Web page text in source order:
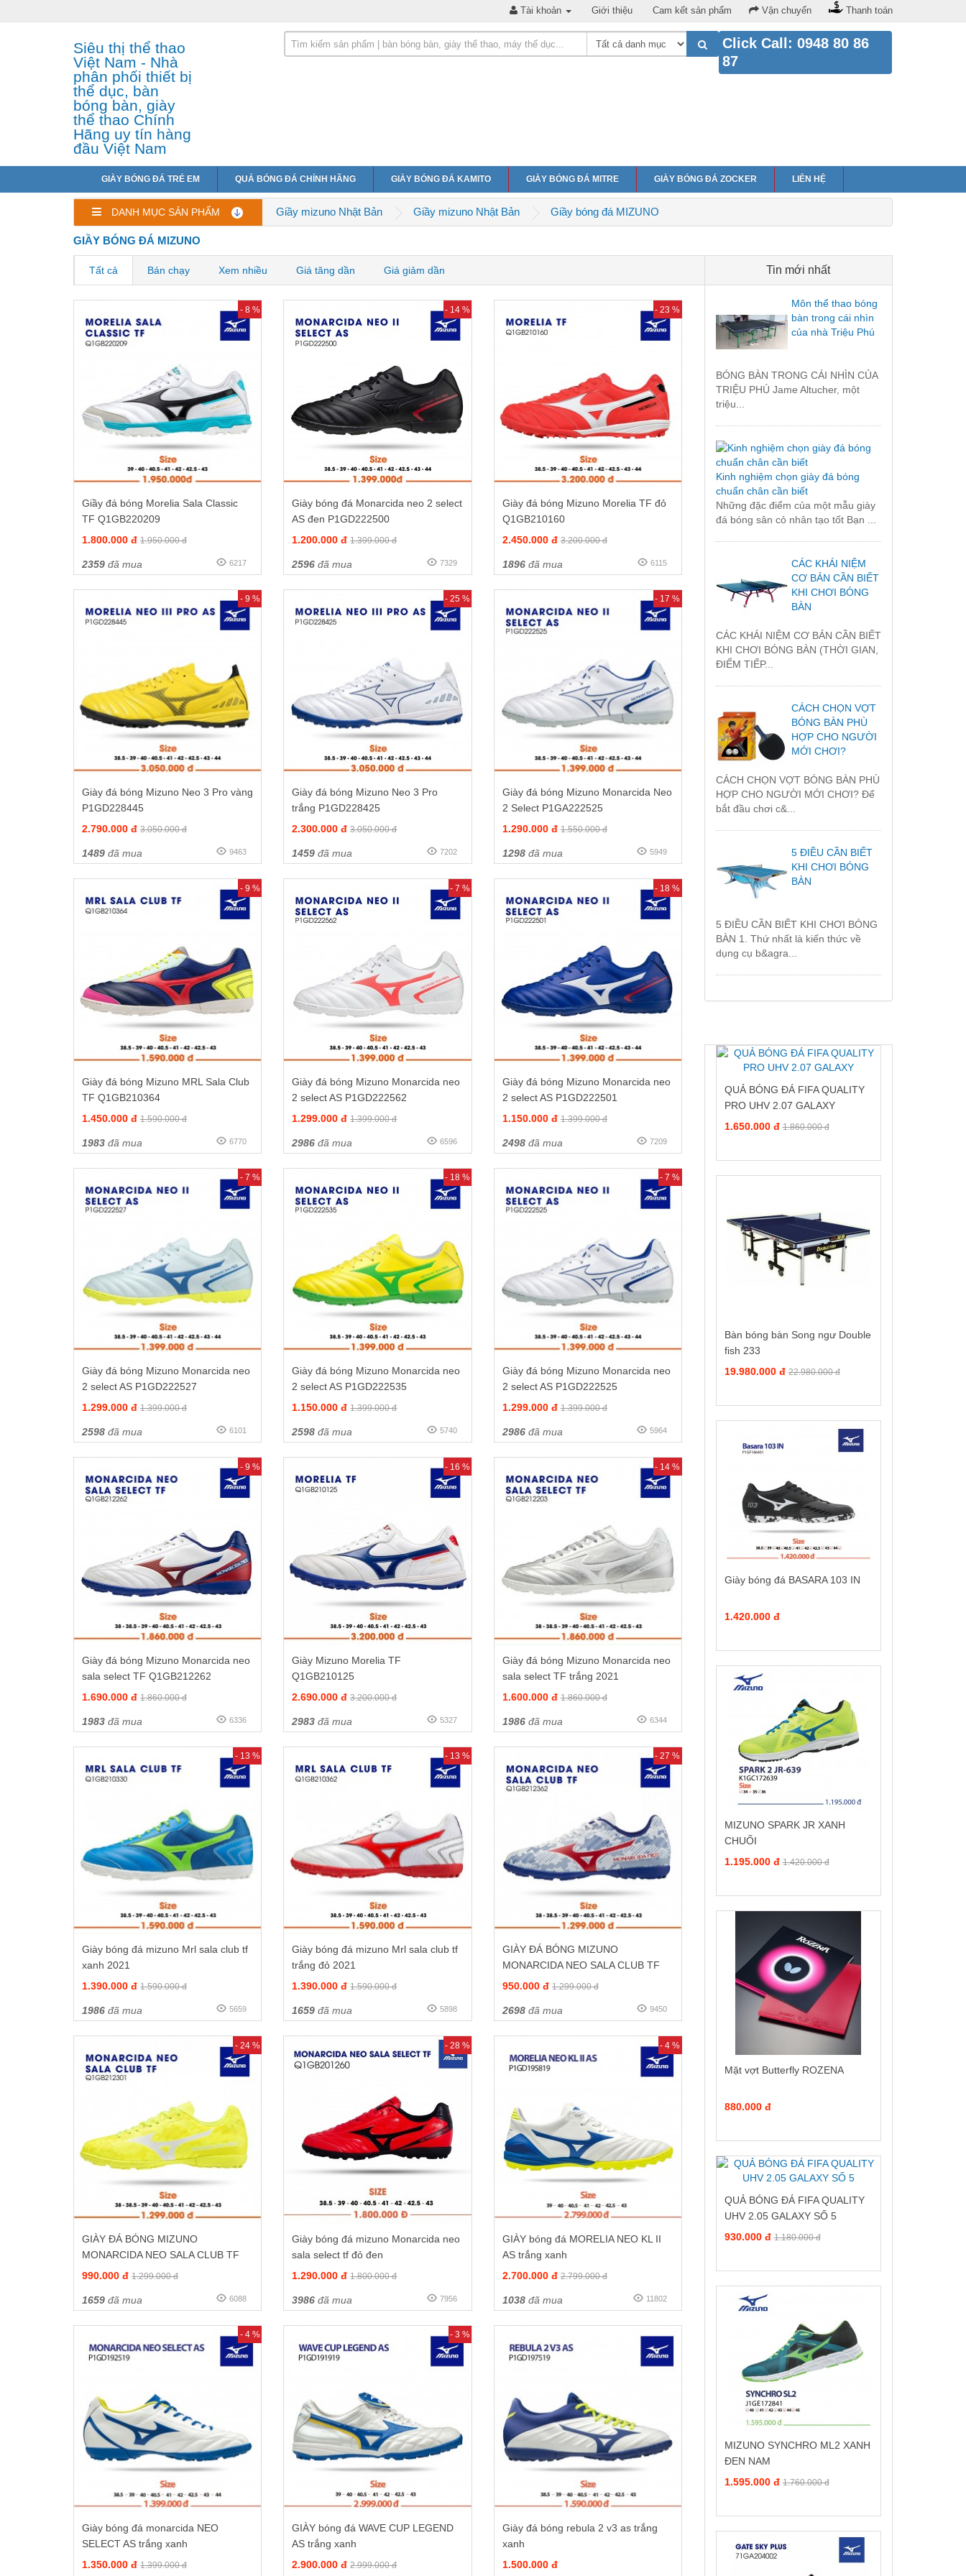
Tài khoản Giới thiệu Cam kết sản phẩm Vận chuyển Thanh toán
Siêu thị thể thao
Việt Nam - Nhà
phân phối thiết bị
thể dục, bàn
bóng bàn, giày
thể thao Chính
Hãng uy tín hàng
đầu Việt Nam
Click Call: 0948 80 86
87
GIÀY BÓNG ĐÁ TRẺ EM QUẢ BÓNG ĐÁ CHÍNH HÃNG GIÀY BÓNG ĐÁ KAMITO GIÀY BÓNG ĐÁ MITRE GIÀY BÓNG ĐÁ ZOCKER LIÊN HỆ
DANH MỤC SẢN PHẨM Giầy mizuno Nhật Bản Giầy mizuno Nhật Bản Giầy bóng đá MIZUNO
GIẦY BÓNG ĐÁ MIZUNO
Tất cả Bán chạy Xem nhiều Giá tăng dần Giá giảm dần
- 8 %
Giầy đá bóng Morelia Sala Classic
TF Q1GB220209
1.800.000 đ 1.950.000 đ
2359 đã mua 6217
- 14 %
Giày bóng đá Monarcida neo 2 select
AS đen P1GD222500
1.200.000 đ 1.399.000 đ
2596 đã mua 7329
- 23 %
Giày đá bóng Mizuno Morelia TF đỏ
Q1GB210160
2.450.000 đ 3.200.000 đ
1896đã mua 6115
- 9 %
Giày đá bóng Mizuno Neo 3 Pro vàng
P1GD228445
2.790.000 đ 3.050.000 đ
1489 đã mua 9463
- 25 %
Giày đá bóng Mizuno Neo 3 Pro
trắng P1GD228425
2.300.000 đ 3.050.000 đ
1459 đã mua 7202
- 17 %
Giày đá bóng Mizuno Monarcida Neo
2 Select P1GA222525
1.290.000 đ 1.550.000 đ
1298đã mua 5949
- 9 %
Giày đá bóng Mizuno MRL Sala Club
TF Q1GB210364
1.450.000 đ 1.590.000 đ
1983 đã mua 6770
- 7 %
Giày đá bóng Mizuno Monarcida neo
2 select AS P1GD222562
1.299.000 đ 1.399.000 đ
2986 đã mua 6596
- 18 %
Giày đá bóng Mizuno Monarcida neo
2 select AS P1GD222501
1.150.000 đ 1.399.000 đ
2498đã mua 7209
- 7 %
Giày đá bóng Mizuno Monarcida neo
2 select AS P1GD222527
1.299.000 đ 1.399.000 đ
2598 đã mua 6101
- 18 %
Giày đá bóng Mizuno Monarcida neo
2 select AS P1GD222535
1.150.000 đ 1.399.000 đ
2598 đã mua 5740
- 7 %
Giày đá bóng Mizuno Monarcida neo
2 select AS P1GD222525
1.299.000 đ 1.399.000 đ
2986đã mua 5964
- 9 %
Giày đá bóng Mizuno Monarcida neo
sala select TF Q1GB212262
1.690.000 đ 1.860.000 đ
1983 đã mua 6336
- 16 %
Giày Mizuno Morelia TF
Q1GB210125
2.690.000 đ 3.200.000 đ
2983 đã mua 5327
- 14 %
Giày đá bóng Mizuno Monarcida neo
sala select TF trắng 2021
1.600.000 đ 1.860.000 đ
1986đã mua 6344
- 13 %
Giày bóng đá mizuno Mrl sala club tf
xanh 2021
1.390.000 đ 1.590.000 đ
1986 đã mua 5659
- 13 %
Giày bóng đá mizuno Mrl sala club tf
trắng đỏ 2021
1.390.000 đ 1.590.000 đ
1659 đã mua 5898
- 27 %
GIÀY ĐÁ BÓNG MIZUNO
MONARCIDA NEO SALA CLUB TF
TRẮNG XANH
950.000 đ 1.299.000 đ
2698đã mua 9450
- 24 %
GIÀY ĐÁ BÓNG MIZUNO
MONARCIDA NEO SALA CLUB TF
VÀNG CHANH
990.000 đ 1.299.000 đ
1659 đã mua 6088
- 28 %
Giày bóng đá mizuno Monarcida neo
sala select tf đỏ đen
1.290.000 đ 1.800.000 đ
3986 đã mua 7956
- 4 %
GIÀY bóng đá MORELIA NEO KL II
AS trắng xanh
2.700.000 đ 2.799.000 đ
1038đã mua 11802
- 4 %
Giày bóng đá monarcida NEO
SELECT AS trắng xanh
1.350.000 đ 1.399.000 đ
- 3 %
GIÀY bóng đá WAVE CUP LEGEND
AS trắng xanh
2.900.000 đ 2.999.000 đ
Giày đá bóng rebula 2 v3 as trắng
xanh
1.500.000 đ
Tin mới nhất
Môn thể thao bóng
bàn trong cái nhìn
của nhà Triệu Phú
BÓNG BÀN TRONG CÁI NHÌN CỦA
TRIỆU PHÚ Jame Altucher, một
triệu...
Kinh nghiệm chọn giày đá bóng
chuẩn chân cần biết
Những đặc điểm của một mẫu giày
đá bóng sân cỏ nhân tạo tốt Bạn ...
CÁC KHÁI NIỆM
CƠ BẢN CẦN BIẾT
KHI CHƠI BÓNG
BÀN
CÁC KHÁI NIỆM CƠ BẢN CẦN BIẾT
KHI CHƠI BÓNG BÀN (THỜI GIAN,
ĐIỂM TIẾP...
CÁCH CHỌN VỢT
BÓNG BÀN PHÙ
HỢP CHO NGƯỜI
MỚI CHƠI?
CÁCH CHỌN VỢT BÓNG BÀN PHÙ
HỢP CHO NGƯỜI MỚI CHƠI? Để
bắt đầu chơi c&...
5 ĐIỀU CẦN BIẾT
KHI CHƠI BÓNG
BÀN
5 ĐIỀU CẦN BIẾT KHI CHƠI BÓNG
BÀN 1. Thứ nhất là kiến thức về
dụng cụ b&agra...
QUẢ BÓNG ĐÁ FIFA QUALITY
PRO UHV 2.07 GALAXY
1.650.000 đ 1.860.000 đ
Bàn bóng bàn Song ngư Double
fish 233
19.980.000 đ 22.980.000 đ
Giày bóng đá BASARA 103 IN
1.420.000 đ
MIZUNO SPARK JR XANH
CHUỐI
1.195.000 đ 1.420.000 đ
Mặt vợt Butterfly ROZENA
880.000 đ
QUẢ BÓNG ĐÁ FIFA QUALITY
UHV 2.05 GALAXY SỐ 5
930.000 đ 1.180.000 đ
MIZUNO SYNCHRO ML2 XANH
ĐEN NAM
1.595.000 đ 1.760.000 đ